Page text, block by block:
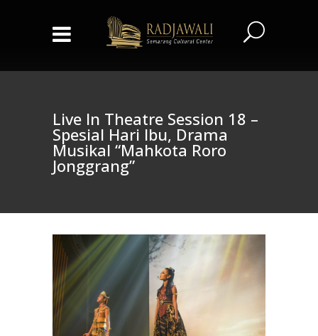
Live In Theatre Session 18 –
Spesial Hari Ibu, Drama
Musikal “Mahkota Roro
Jonggrang”